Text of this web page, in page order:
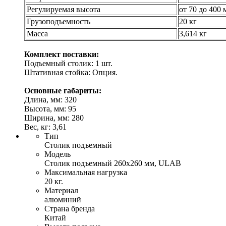
Регулируемая высота
от 70 до 400
Грузоподъемность
20 кг
Масса
3,614 кг
Комплект поставки:
Подъемный столик: 1 шт.
Штативная стойка: Опция.
Основные габариты:
Длина, мм: 320
Высота, мм: 95
Ширина, мм: 280
Вес, кг: 3,61
Тип
Столик подъемный
Модель
Столик подъемный 260x260 мм, ULAB
Максимальная нагрузка
20 кг.
Материал
алюминий
Страна бренда
Китай